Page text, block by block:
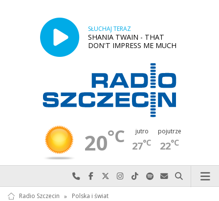
SŁUCHAJ TERAZ
SHANIA TWAIN - THAT
DON'T IMPRESS ME MUCH
20°C jutro
27°C
pojutrze
22°C
Najlepiej po prostu do nas zadzwoń
Odwiedź nas na Facebook-u
Odwiedź nas na X
Odwiedź nas na Instagram-ie
Odwiedź nas na TikTok-u
Szukaj nas na Spotify
Wyślij do nas
Szukaj
Radio Szczecin » Polska i świat